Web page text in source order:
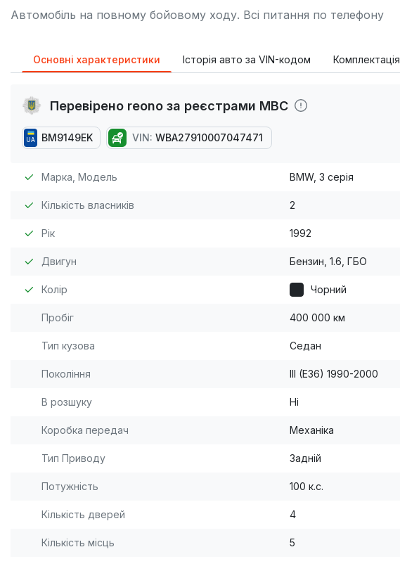
Автомобіль на повному бойовому ходу. Всі питання по телефону
Основні характеристики Історія авто за VIN-кодом Комплектація
Перевірено reono за реєстрами МВС
UA BM9149EK VIN: WBA27910007047471
Марка, Модель BMW, 3 серія
Кількість власників 2
Рік 1992
Двигун Бензин, 1.6, ГБО
Колір Чорний
Пробіг 400 000 км
Тип кузова Седан
Покоління III (E36) 1990-2000
В розшуку Ні
Коробка передач Механіка
Тип Приводу Задній
Потужність 100 к.с.
Кількість дверей 4
Кількість місць 5